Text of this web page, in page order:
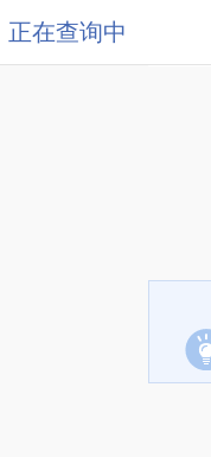
正在查询中